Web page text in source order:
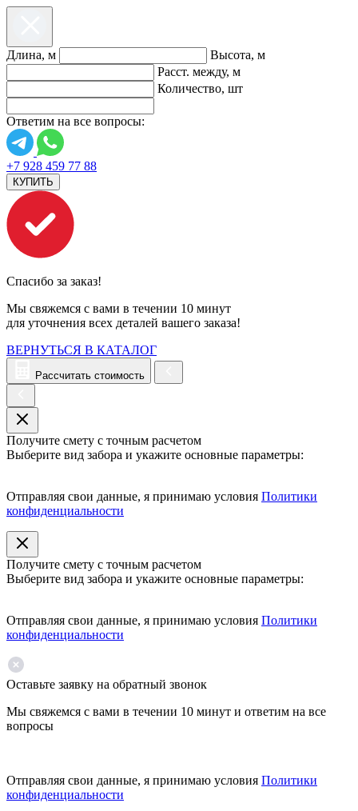
Длина, м
Высота, м
Расст. между, м
Количество, шт
Ответим на все вопросы:
+7 928 459 77 88
КУПИТЬ
Спасибо за заказ!
Мы свяжемся с вами в течении 10 минут
для уточнения всех деталей вашего заказа!
ВЕРНУТЬСЯ В КАТАЛОГ
Рассчитать стоимость
Получите смету с точным расчетом
Выберите вид забора и укажите основные параметры:
Отправляя свои данные, я принимаю условия Политики
конфиденциальности
Получите смету с точным расчетом
Выберите вид забора и укажите основные параметры:
Отправляя свои данные, я принимаю условия Политики
конфиденциальности
Оставьте заявку на обратный звонок
Мы свяжемся с вами в течении 10 минут и ответим на все
вопросы
Отправляя свои данные, я принимаю условия Политики
конфиденциальности